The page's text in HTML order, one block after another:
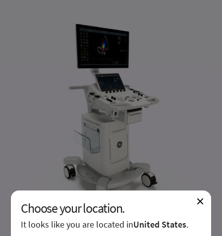
Choose your location.
It looks like you are located inUnited States.